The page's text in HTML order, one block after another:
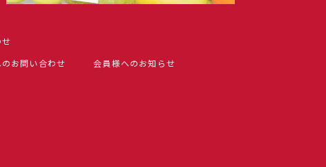
お問い合わせ
会員様へのお知らせ